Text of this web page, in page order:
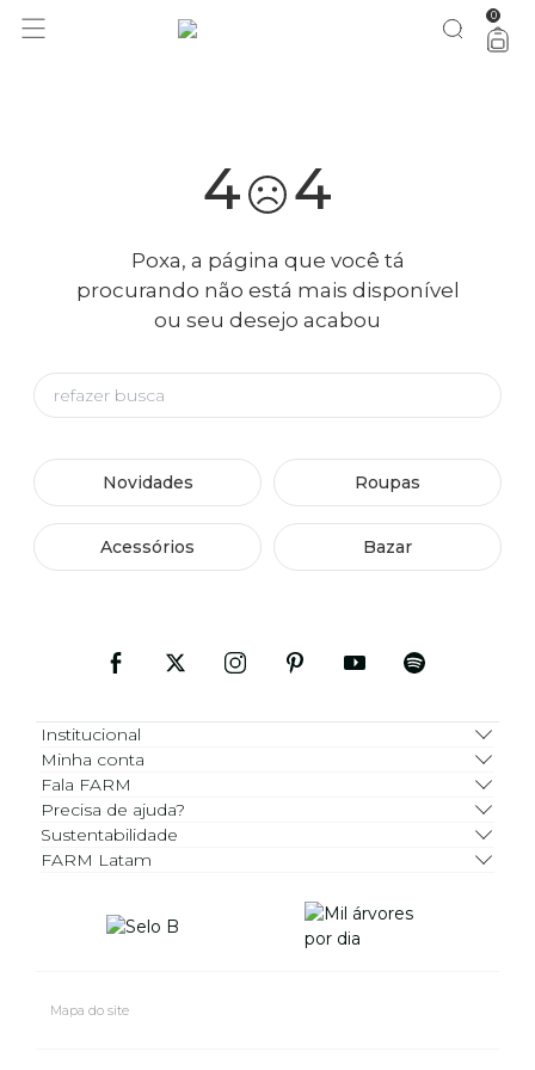
você merece 30% OFF pra comemorar com a gente aproveita! 0
4 4
Poxa, a página que você tá
procurando não está mais disponível
ou seu desejo acabou
Novidades Roupas
Acessórios Bazar
Institucional
Minha conta
Fala FARM
Precisa de ajuda?
Sustentabilidade
FARM Latam
Mapa do site